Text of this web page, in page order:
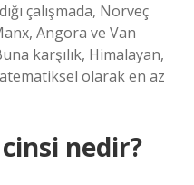
çalışmada, Norveç
Angora ve Van
karşılık, Himalayan,
olarak en az
cinsi nedir?